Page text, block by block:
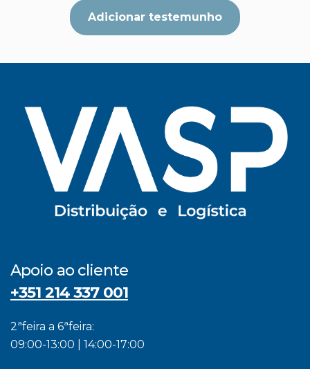
Adicionar testemunho
Apoio ao cliente
+351 214 337 001
2ªfeira a 6ªfeira:
09:00-13:00 | 14:00-17:00